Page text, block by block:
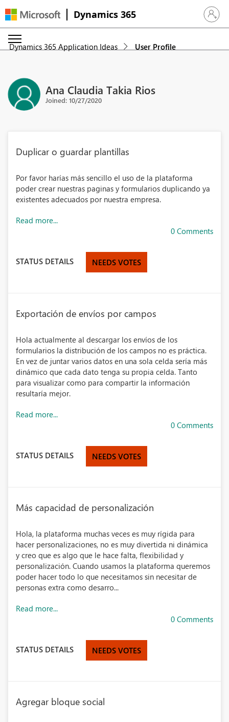
Dynamics 365 Sign in
Dynamics 365 Application Ideas User Profile
Ana Claudia Takia Rios
Joined: 10/27/2020
Duplicar o guardar plantillas
Por favor harías más sencillo el uso de la plataforma
poder crear nuestras paginas y formularios duplicando ya
existentes adecuados por nuestra empresa.
Read more...
0 Comments
STATUS DETAILS NEEDS VOTES
Exportación de envíos por campos
Hola actualmente al descargar los envíos de los
formularios la distribución de los campos no es práctica.
En vez de juntar varios datos en una sola celda sería más
dinámico que cada dato tenga su propia celda. Tanto
para visualizar como para compartir la información
resultaría mejor.
Read more...
0 Comments
STATUS DETAILS NEEDS VOTES
Más capacidad de personalización
Hola, la plataforma muchas veces es muy rígida para
hacer personalizaciones, no es muy divertida ni dinámica
y creo que es algo que le hace falta, flexibilidad y
personalización. Cuando usamos la plataforma queremos
poder hacer todo lo que necesitamos sin necesitar de
personas extra como desarro...
Read more...
0 Comments
STATUS DETAILS NEEDS VOTES
Agregar bloque social